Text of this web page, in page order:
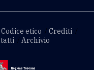
Codice etico
Crediti
Archivio